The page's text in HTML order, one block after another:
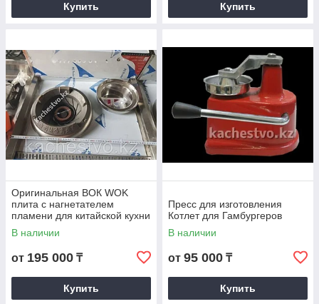
Купить Купить
Оригинальная ВОК WOK
плита с нагнетателем
пламени для китайской кухни
В наличии
от 195 000 ₸
Купить
Пресс для изготовления
Котлет для Гамбургеров
В наличии
от 95 000 ₸
Купить